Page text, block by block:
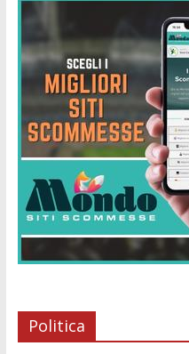
Politica